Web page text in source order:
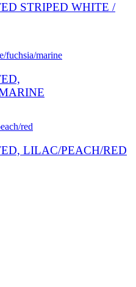
STRIPED WHITE /
LILAC/PEACH/RED